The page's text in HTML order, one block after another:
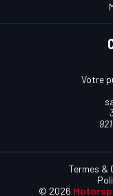
Votre
© 2026
Termes &